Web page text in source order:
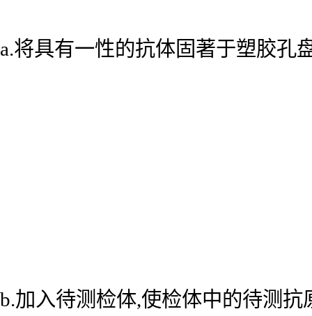
a.将具有一性的抗体固著于塑胶孔
b.加入待测检体,使检体中的待测